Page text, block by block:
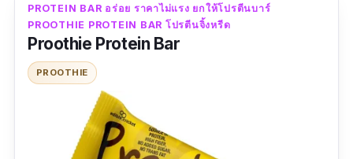
ข้อมูลเฉพาะ
รสชาติ :รสพีนัทครันช์, รสแจมโดนัท, รสร็อคกี้โรด
รีวิวจากผู้ใช้จริง :
“รสแจมหวานเกินไปสำหรับเรา แต่รสถั่วคือโอเค
PROTEIN BAR อร่อย ราคาไม่แรง ยกให้โปรตีนบาร์
PROOTHIE PROTEIN BAR โปรตีนจิ้งหรีด
Proothie Protein Bar
PROOTHIE